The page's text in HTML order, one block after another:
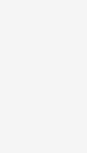
— більший.